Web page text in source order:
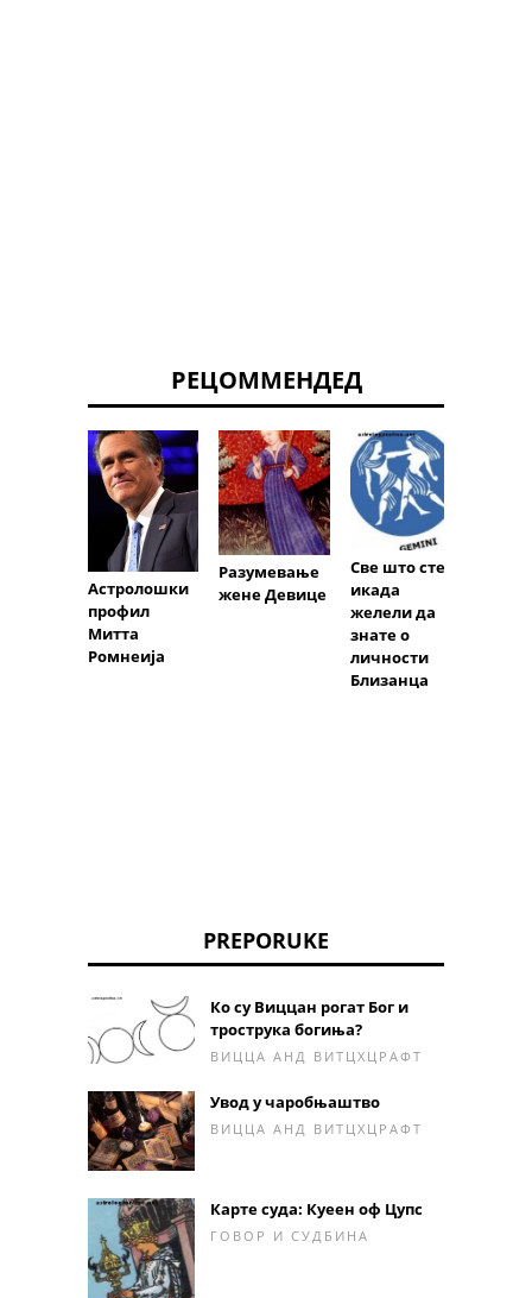
РЕЦОММЕНДЕД
Астролошки
профил
Митта
Ромнеија
Разумевање
жене Девице
Све што сте
икада
желели да
знате о
личности
Близанца
PREPORUKE
Ко су Виццан рогат Бог и
трострука богиња?
ВИЦЦА АНД ВИТЦХЦРАФТ
Увод у чаробњаштво
ВИЦЦА АНД ВИТЦХЦРАФТ
Карте суда: Куеен оф Цупс
ГОВОР И СУДБИНА